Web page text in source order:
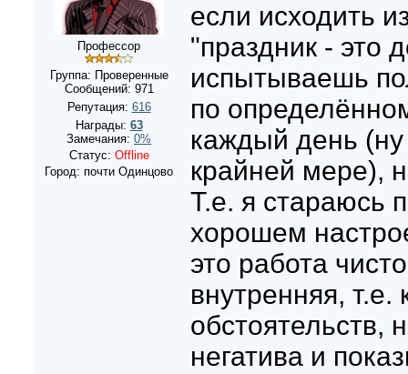
Профессор
Группа: Проверенные
Сообщений: 971
Репутация: 616
Награды: 63
Замечания: 0%
Статус: Offline
Город: почти Одинцово
если исходить
"праздник - это
испытываешь
по
каждый день
крайней мере),
Т.е. я стараюсь
хорошем
это работа
внутренняя, т.е.
обстоятельств,
негатива и